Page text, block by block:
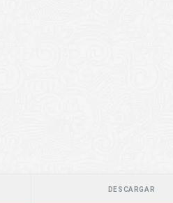
DESCARGAR